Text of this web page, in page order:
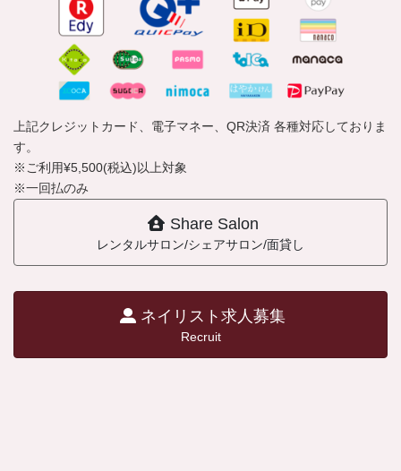
上記クレジットカード、電子マネー、QR決済 各種対応しておりま
す。
※ご利用¥5,500(税込)以上対象
※一回払のみ
Share Salon
レンタルサロン/シェアサロン/面貸し
ネイリスト求人募集
Recruit